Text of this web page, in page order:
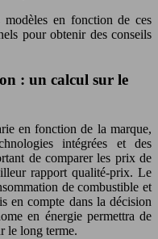
en fonction de ces
pour obtenir des conseils
: un calcul sur le
en fonction de la marque,
intégrées et des
de comparer les prix de
rapport qualité-prix. Le
de combustible et
en compte dans la décision
en énergie permettra de
le long terme.